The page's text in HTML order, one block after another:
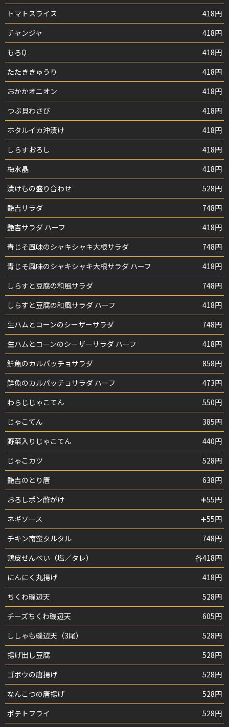
トマトスライス
418円
チャンジャ
418円
もろQ
418円
たたききゅうり
418円
おかかオニオン
418円
つぶ貝わさび
418円
ホタルイカ沖漬け
418円
しらすおろし
418円
梅水晶
418円
漬けもの盛り合わせ
528円
艶吉サラダ
748円
艶吉サラダ ハーフ
418円
青じそ風味のシャキシャキ大根サラダ
748円
青じそ風味のシャキシャキ大根サラダ ハーフ
418円
しらすと豆腐の和風サラダ
748円
しらすと豆腐の和風サラダ ハーフ
418円
生ハムとコーンのシーザーサラダ
748円
生ハムとコーンのシーザーサラダ ハーフ
418円
鮮魚のカルパッチョサラダ
858円
鮮魚のカルパッチョサラダ ハーフ
473円
わらじじゃこてん
550円
じゃこてん
385円
野菜入りじゃこてん
440円
じゃこカツ
528円
艶吉のとり唐
638円
おろしポン酢がけ
➕55円
ネギソース
➕55円
チキン南蛮タルタル
748円
鶏皮せんべい（塩／タレ）
各418円
にんにく丸揚げ
418円
ちくわ磯辺天
528円
チーズちくわ磯辺天
605円
ししゃも磯辺天（3尾）
528円
揚げ出し豆腐
528円
ゴボウの唐揚げ
528円
なんこつの唐揚げ
528円
ポテトフライ
528円